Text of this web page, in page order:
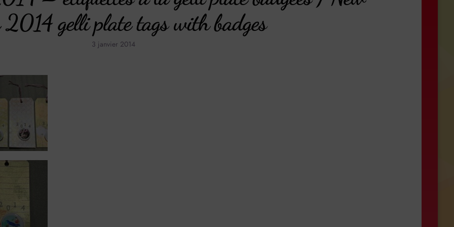
gelli plate tags with badges
3 janvier 2014